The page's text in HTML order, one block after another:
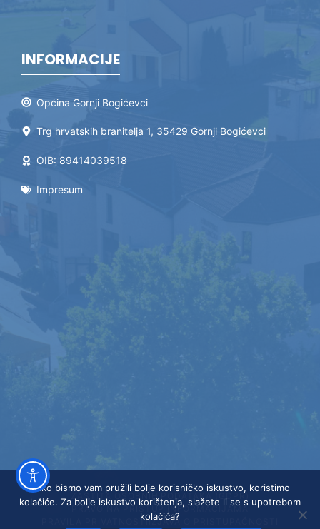
INFORMACIJE
Općina Gornji Bogićevci
Trg hrvatskih branitelja 1, 35429 Gornji Bogićevci
OIB: 89414039518
Impresum
ZAŠTITA OSOBNIH PODATAKA (GDPR)
PRAVO NA PRISTUP INFORMACIJAMA
PRAVILA PRIVATNOSTIIZJAVA O PRISTUPAČNOSTI
Kako bismo vam pružili bolje korisničko iskustvo, koristimo
kolačiće. Za bolje iskustvo korištenja, slažete li se s upotrebom
kolačića?